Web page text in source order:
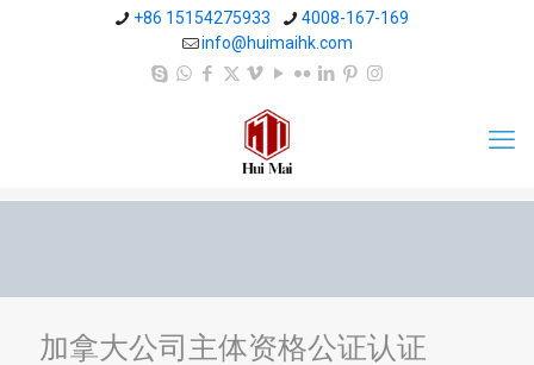
+86 15154275933
4008-167-169
info@huimaihk.com
加拿大公司主体资格公证认证